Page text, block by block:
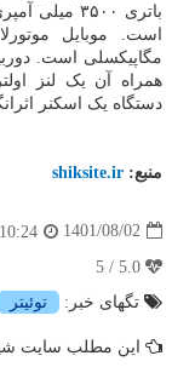
دستگاه یک اسکنر
منبع: shiksite.ir
1401/08/02
تگهای خبر:
توئیتر
این مطلب سایت